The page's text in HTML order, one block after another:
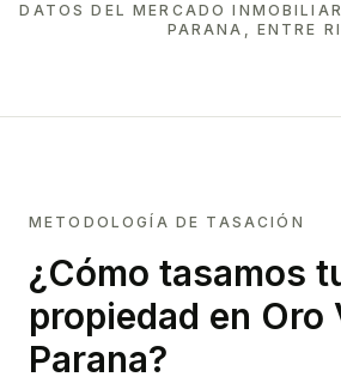
DATOS DEL MERCADO
PARANA, ENTRE
METODOLOGÍA DE TASACIÓN
¿Cómo tasamos
propiedad en Oro
Parana?